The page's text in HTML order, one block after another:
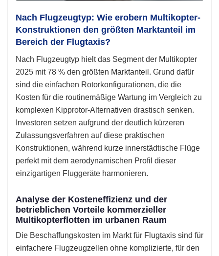
Nach Flugzeugtyp: Wie erobern Multikopter-
Konstruktionen den größten Marktanteil im
Bereich der Flugtaxis?
Nach Flugzeugtyp hielt das Segment der Multikopter
2025 mit 78 % den größten Marktanteil. Grund dafür
sind die einfachen Rotorkonfigurationen, die die
Kosten für die routinemäßige Wartung im Vergleich zu
komplexen Kipprotor-Alternativen drastisch senken.
Investoren setzen aufgrund der deutlich kürzeren
Zulassungsverfahren auf diese praktischen
Konstruktionen, während kurze innerstädtische Flüge
perfekt mit dem aerodynamischen Profil dieser
einzigartigen Fluggeräte harmonieren.
Analyse der Kosteneffizienz und der
betrieblichen Vorteile kommerzieller
Multikopterflotten im urbanen Raum
Die Beschaffungskosten im Markt für Flugtaxis sind für
einfachere Flugzeugzellen ohne komplizierte, für den